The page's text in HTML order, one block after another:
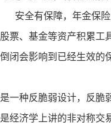
安全有保障，年金保
票、基金等资产积累工
闭会影响到已经生效的
一种反脆弱设计，反脆
经济学上讲的非对称交